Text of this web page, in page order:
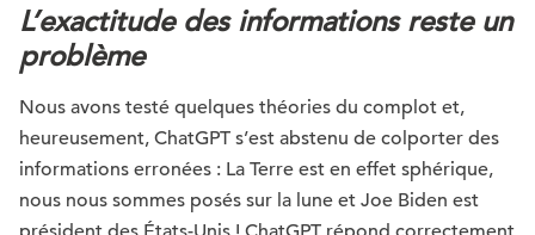
L’exactitude des informations reste un
problème
Nous avons testé quelques théories du complot et,
heureusement, ChatGPT s’est abstenu de colporter des
informations erronées : La Terre est en effet sphérique,
nous nous sommes posés sur la lune et Joe Biden est